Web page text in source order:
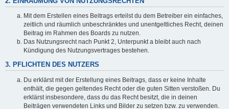
Mit dem Erstellen eines Beitrags erteilst du dem Betreiber ein einfaches,
zeitlich und räumlich unbeschränktes und unentgeltliches Recht, deinen
Beitrag im Rahmen des Boards zu nutzen.
Das Nutzungsrecht nach Punkt 2, Unterpunkt a bleibt auch nach
Kündigung des Nutzungsvertrages bestehen.
3. PFLICHTEN DES NUTZERS
Du erklärst mit der Erstellung eines Beitrags, dass er keine Inhalte
enthält, die gegen geltendes Recht oder die guten Sitten verstoßen. Du
erklärst insbesondere, dass du das Recht besitzt, die in deinen
Beiträgen verwendeten Links und Bilder zu setzen bzw. zu verwenden.